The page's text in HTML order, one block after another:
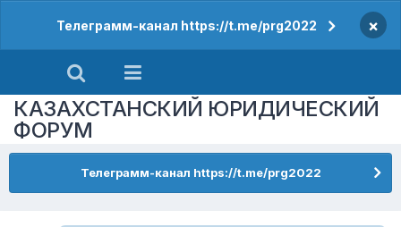
Телеграмм-канал https://t.me/prg2022 ×
КАЗАХСТАНСКИЙ ЮРИДИЧЕСКИЙ
ФОРУМ
Телеграмм-канал https://t.me/prg2022